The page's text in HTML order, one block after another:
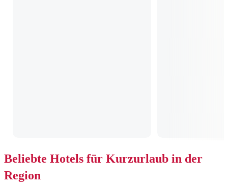
Beliebte Hotels für Kurzurlaub in der
Region